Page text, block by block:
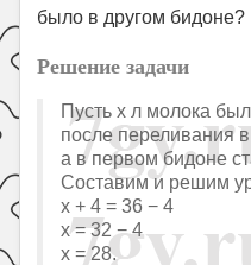
было в другом бидоне?
Решение задачи
Пусть х л молока
после переливания
а в первом бидоне
Составим и решим
x + 4 = 36 − 4
x = 32 − 4
х = 28.